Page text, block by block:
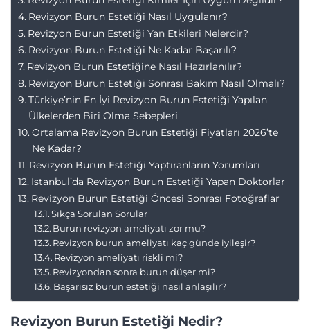
Revizyon Burun Estetiği Nasıl Uygulanır?
Revizyon Burun Estetiği Yan Etkileri Nelerdir?
Revizyon Burun Estetiği Ne Kadar Başarılı?
Revizyon Burun Estetiğine Nasıl Hazırlanılır?
Revizyon Burun Estetiği Sonrası Bakım Nasıl Olmalı?
Türkiye’nin En İyi Revizyon Burun Estetiği Yapılan
Ülkelerden Biri Olma Sebepleri
Ortalama Revizyon Burun Estetiği Fiyatları 2026’te
Ne Kadar?
Revizyon Burun Estetiği Yaptıranların Yorumları
İstanbul’da Revizyon Burun Estetiği Yapan Doktorlar
Revizyon Burun Estetiği Öncesi Sonrası Fotoğraflar
Sıkça Sorulan Sorular
Burun revizyon ameliyatı zor mu?
Revizyon burun ameliyatı kaç günde iyileşir?
Revizyon ameliyatı riskli mi?
Revizyondan sonra burun düşer mi?
Başarısız burun estetiği nasıl anlaşılır?
Revizyon Burun Estetiği Nedir?